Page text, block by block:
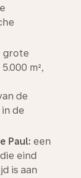
grote
m²,
de
de
Paul: een
eind
is aan